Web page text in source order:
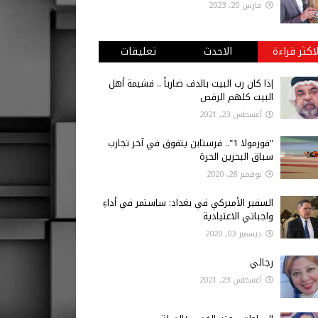
مارس 20, 2023
قراءة الاحدث تعليقات
إذا كان رب البيت بالدف ضارباً .. فشيمة أهل
البيت كلهم الرقص
أغسطس 23, 2021
"فورمولا 1".. فرستابن يتفوق في آخر تجارب
سباق البحرين الحرة
نوفمبر 28, 2020
السفير الأميركي في بغداد: ساستمر في أداءِ
واجباتي الاعتيادية
ديسمبر 03, 2020
رجائي
أغسطس 23, 2021